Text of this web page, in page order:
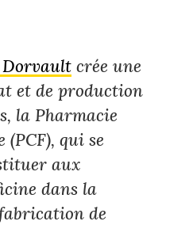
crée une
et de production
la Pharmacie
qui se
aux
dans la
de